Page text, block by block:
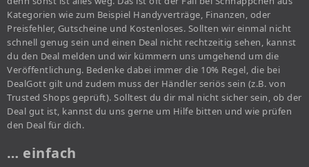
Kategorien wie zum Beispiel Handyverträge, Finanzen, oder
Preisfehler, Gutscheine und Kostenloses. Sollten wir einmal nicht
schnell genug sein und einen Deal nicht rechtzeitig sehen, kannst
du den Deal melden und wir kümmern uns umgehend um die
Veröffentlichung. Bedenke dabei immer die 10% Regel, die bei
DealGott gilt und zudem muss der Händler seriös sein (z.B. von
Trusted Shops geprüft). Solltest du dir mal nicht sicher sein, ob der
Deal gut ist, kannst du uns gerne um Hilfe bitten und wie prüfen
den Deal für dich.
… einfach